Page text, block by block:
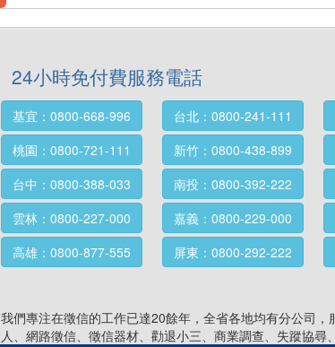
24小時免付費服務電話
基宜：0800-668-996 台北：0800-241-111
桃園：0800-721-111
新竹：0800-438-899
台中：0800-388-033
南投：0800-392-222
雲林：0800-227-000
嘉義：0800-229-000
高雄：0800-877-555
屏東：0800-292-222
我們專注在徵信的工作已達20餘年，全省各地均有分公司
人、網路徵信、徵信器材、勸退小三、商業調查、失蹤協